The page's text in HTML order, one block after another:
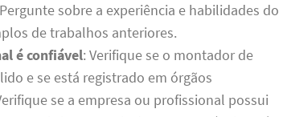
sobre a experiência e habilidades do
de trabalhos anteriores.
é confiável: Verifique se o montador de
e se está registrado em órgãos
se a empresa ou profissional possui